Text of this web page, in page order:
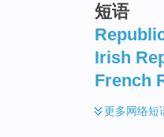
短语
Irish
French
更多网络短